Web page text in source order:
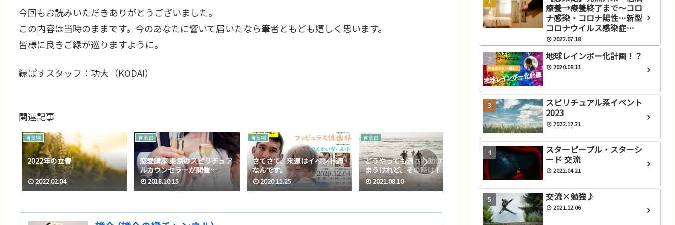
今回もお読みいただきありがとうございました。
この内容は当時のままです。今のあなたに響いて届いたなら筆者ともども嬉しく思います。
皆様に良きご縁が巡りますように。
縁ぱすスタッフ：功大（KODAI）
関連記事
言葉綴
2022年の立春
2022.02.04
言葉綴
恋愛講座 東京のスピリチュア
ルカウンセラーが開催…
2018.10.15
言葉綴
さてさて、来週はイベント週
なんです。
2020.11.25
言葉綴
どうやっても流され動いてし
まうけれど、その時は！
2021.08.10
言葉綴
大波乱の2023年一発目のスタ
ーシード交流会!?
2023.01.19
療養→療養終了まで～コロ
ナ感染・コロナ陽性…新型
コロナウイルス感染症
(COVID‑19)にかかったと思
ったら？
2022.07.18
地球レインボー化計画！？
2020.08.11
スピリチュアル系イベント
2023
2022.12.21
スターピープル・スターシ
ード 交流
2022.04.21
交流×勉強♪
2021.12.06